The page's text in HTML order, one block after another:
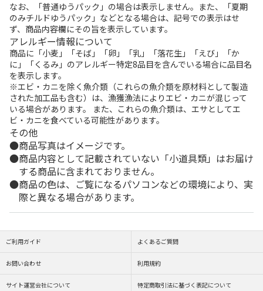
なお、「普通ゆうパック」の場合は表示しません。また、「夏期
のみチルドゆうパック」などとなる場合は、記号での表示はせ
ず、商品内容欄にその旨を表示しています。
アレルギー情報について
商品に「小麦」「そば」「卵」「乳」「落花生」「えび」「か
に」「くるみ」のアレルギー特定8品目を含んでいる場合に品目名
を表示します。
※エビ・カニを除く魚介類（これらの魚介類を原材料として製造
された加工品も含む）は、漁獲漁法によりエビ・カニが混じって
いる場合があります。 また、これらの魚介類は、エサとしてエ
ビ・カニを食べている可能性があります。
その他
商品写真はイメージです。
商品内容として記載されていない「小道具類」はお届け
する商品に含まれておりません。
商品の色は、ご覧になるパソコンなどの環境により、実
際と異なる場合があります。
ご利用ガイド よくあるご質問
お問い合わせ 利用規約
サイト運営会社について 特定商取引法に基づく表記について